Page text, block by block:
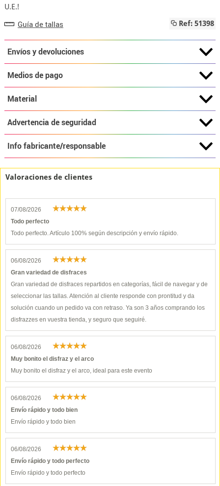
U.E.!
Guía de tallas Ref: 51398
Envíos y devoluciones
Medios de pago
Material
Advertencia de seguridad
Info fabricante/responsable
Valoraciones de clientes
07/08/2026
Todo perfecto
Todo perfecto. Artículo 100% según descripción y envío rápido.
06/08/2026
Gran variedad de disfraces
Gran variedad de disfraces repartidos en categorías, fácil de navegar y de
seleccionar las tallas. Atención al cliente responde con prontitud y da
solución cuando un pedido va con retraso. Ya son 3 años comprando los
disfrazzes en vuestra tienda, y seguro que seguiré.
06/08/2026
Muy bonito el disfraz y el arco
Muy bonito el disfraz y el arco, ideal para este evento
06/08/2026
Envío rápido y todo bien
Envío rápido y todo bien
06/08/2026
Envío rápido y todo perfecto
Envío rápido y todo perfecto